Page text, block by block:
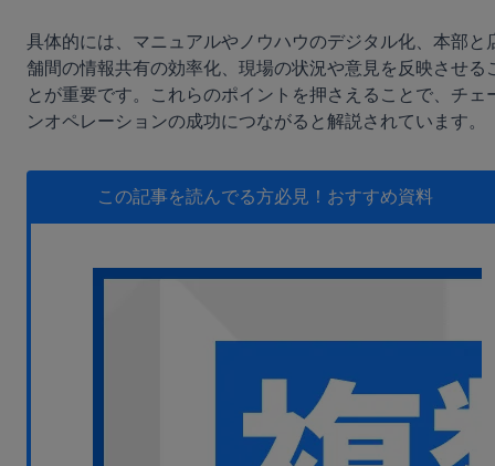
お役立ち資料
資料ダウンロード
無料デモ を見る
具体的には、マニュアルやノウハウのデジタル化、本部と
舗間の情報共有の効率化、現場の状況や意見を反映させる
とが重要です。これらのポイントを押さえることで、チェ
ンオペレーションの成功につながると解説されています。
この記事を読んでる方必見！ おすすめ資料